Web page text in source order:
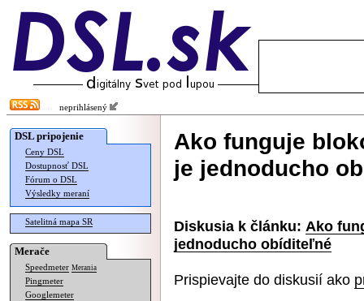
neprihlásený
DSL pripojenie
Ceny DSL
Dostupnosť DSL
Fórum o DSL
Výsledky meraní
Satelitná mapa SR
Merače
Speedmeter Merania
Pingmeter
Googlemeter
Ako funguje
je jednoducho
Diskusia k článku: Ako
jednoducho obíditeľné
Prispievajte do diskusií ako